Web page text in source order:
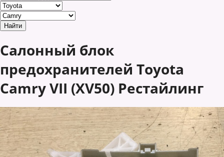
Салонный блок
предохранителей Toyota
Camry VII (XV50) Рестайлинг